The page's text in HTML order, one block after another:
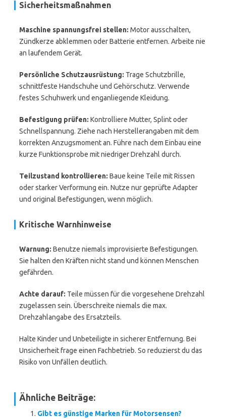
Sicherheitsmaßnahmen
Maschine spannungsfrei stellen: Motor ausschalten,
Zündkerze abklemmen oder Batterie entfernen. Arbeite nie
an laufendem Gerät.
Persönliche Schutzausrüstung: Trage Schutzbrille,
schnittfeste Handschuhe und Gehörschutz. Verwende
festes Schuhwerk und enganliegende Kleidung.
Befestigung prüfen: Kontrolliere Mutter, Splint oder
Schnellspannung. Ziehe nach Herstellerangaben mit dem
korrekten Anzugsmoment an. Führe nach dem Einbau eine
kurze Funktionsprobe mit niedriger Drehzahl durch.
Teilzustand kontrollieren: Baue keine Teile mit Rissen
oder starker Verformung ein. Nutze nur geprüfte Adapter
und original Befestigungen, wenn möglich.
Kritische Warnhinweise
Warnung: Benutze niemals improvisierte Befestigungen.
Sie halten den Kräften nicht stand und können Menschen
gefährden.
Achte darauf: Teile müssen für die vorgesehene Drehzahl
zugelassen sein. Überschreite niemals die max.
Drehzahlangabe des Ersatzteils.
Halte Kinder und Unbeteiligte in sicherer Entfernung. Bei
Unsicherheit frage einen Fachbetrieb. So reduzierst du das
Risiko von Unfällen deutlich.
Ähnliche Beiträge:
Gibt es günstige Marken für Motorsensen?